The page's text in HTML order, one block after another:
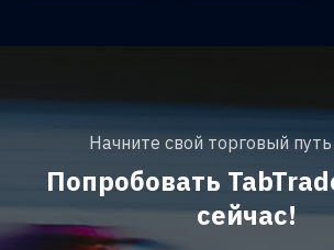
Начните свой торговый
Попробовать
сейчас!